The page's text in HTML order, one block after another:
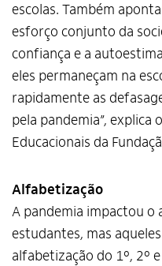
escolas. Também
esforço conjunto da
confiança e a
eles permaneçam na
rapidamente as
pela pandemia”, explica
Educacionais da
Alfabetização
A pandemia impactou o
estudantes, mas
alfabetização do 1º, 2º